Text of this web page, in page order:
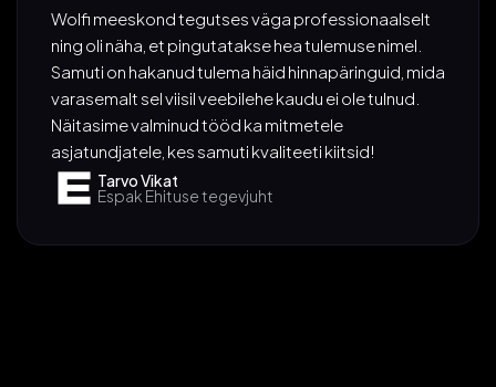
Wolfi meeskond tegutses väga professionaalselt
ning oli näha, et pingutatakse hea tulemuse nimel.
Samuti on hakanud tulema häid hinnapäringuid, mida
varasemalt sel viisil veebilehe kaudu ei ole tulnud.
Näitasime valminud tööd ka mitmetele
asjatundjatele, kes samuti kvaliteeti kiitsid!
Tarvo Vikat
Espak Ehituse tegevjuht